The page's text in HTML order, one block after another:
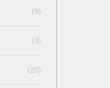
(9)
(3)
(20)